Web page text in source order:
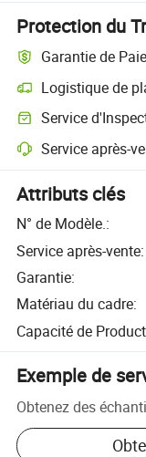
Protection du
Garantie de
Logistique de
Service
Service après-
Attributs clés
N° de Modèle.:
Service après-vente:
Garantie:
Matériau du cadre:
Capacité de
Exemple de
Obtenez des